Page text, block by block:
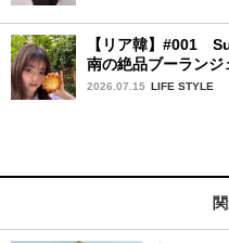
【リア韓】#001
南の絶品ブーランジ
2026.07.15 LIFE STYLE